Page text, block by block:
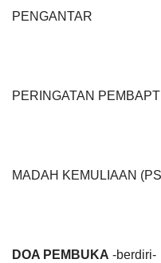
PENGANTAR
PERINGATAN
MADAH KEMULIAAN
DOA PEMBUKA -berdiri-